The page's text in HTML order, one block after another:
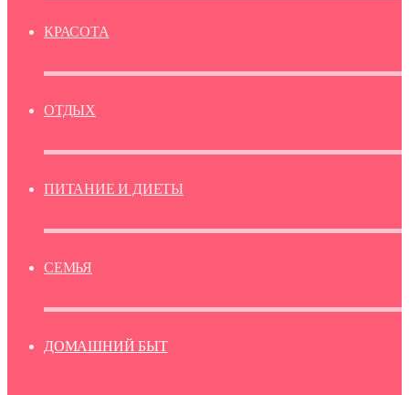
КРАСОТА
ОТДЫХ
ПИТАНИЕ И ДИЕТЫ
СЕМЬЯ
ДОМАШНИЙ БЫТ